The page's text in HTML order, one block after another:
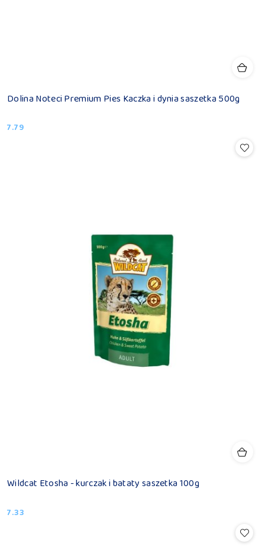
Dolina Noteci Premium Pies Kaczka i dynia saszetka 500g
Cena:
7.79
Wildcat Etosha - kurczak i bataty saszetka 100g
Cena:
7.33